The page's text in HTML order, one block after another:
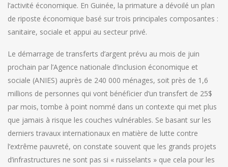
l’activité économique. En Guinée, la primature a dévoilé un plan
de riposte économique basé sur trois principales composantes :
sanitaire, sociale et appui au secteur privé.
Le démarrage de transferts d’argent prévu au mois de juin
prochain par l’Agence nationale d’inclusion économique et
sociale (ANIES) auprès de 240 000 ménages, soit près de 1,6
millions de personnes qui vont bénéficier d’un transfert de 25$
par mois, tombe à point nommé dans un contexte qui met plus
que jamais à risque les couches vulnérables. Se basant sur les
derniers travaux internationaux en matière de lutte contre
l’extrême pauvreté, on constate souvent que les grands projets
d’infrastructures ne sont pas si « ruisselants » que cela pour les